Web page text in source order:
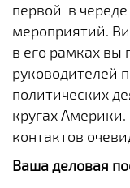
первой в
мероприятий.
в его рамках вы
руководителей
политических
кругах
контактов
Ваша деловая